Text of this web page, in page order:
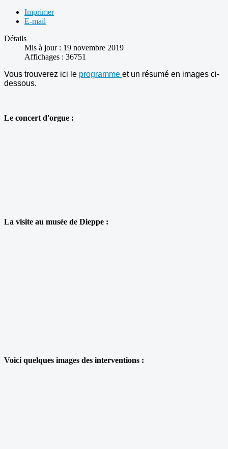
Imprimer
E-mail
Détails
Mis à jour : 19 novembre 2019
Affichages : 36751
Vous trouverez ici le programme et un résumé en images ci-
dessous.
Le concert d'orgue :
La visite au musée de Dieppe :
Voici quelques images des interventions :